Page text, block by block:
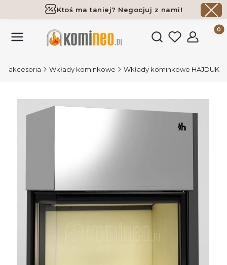
Ktoś ma taniej? Negocjuj z nami!
Darmowa dostawa już od 700 zł
Otwórz
i akcesoria Wkłady kominkowe Wkłady kominkowe HAJDUK